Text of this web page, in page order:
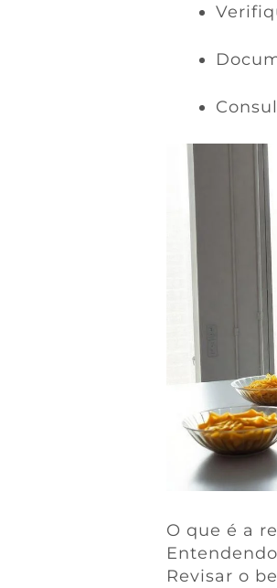
O que é a
Revisar o